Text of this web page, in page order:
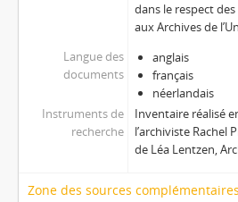
dans le respect
aux Archives de
Langue des
documents
anglais
français
néerlandais
Instruments de
recherche
Inventaire réalisé
l’archiviste Rachel
de Léa Lentzen,
Zone des sources complémentaires